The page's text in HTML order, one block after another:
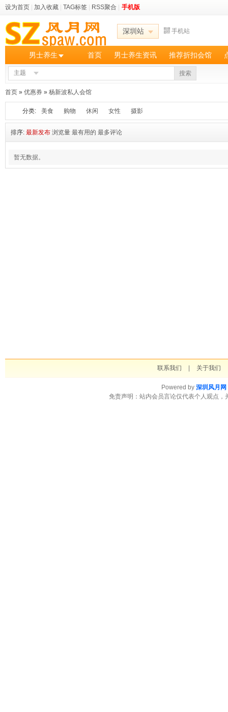
设为首页 加入收藏 TAG标签 RSS聚合 手机版
深圳站 手机站
男士养生 首页 男士养生资讯 推荐折扣会馆
主题 搜索
首页 » 优惠券 » 杨新波私人会馆
分类: 美食 购物 休闲 女性 摄影
排序: 最新发布 浏览量 最有用的 最多评论
暂无数据。
联系我们 关于我们
Powered by 深圳风月网
免责声明：站内会员言论仅代表个人观点